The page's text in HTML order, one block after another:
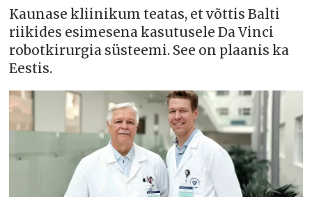
Kaunase kliinikum teatas, et võttis Balti
riikides esimesena kasutusele Da Vinci
robotkirurgia süsteemi. See on plaanis ka
Eestis.